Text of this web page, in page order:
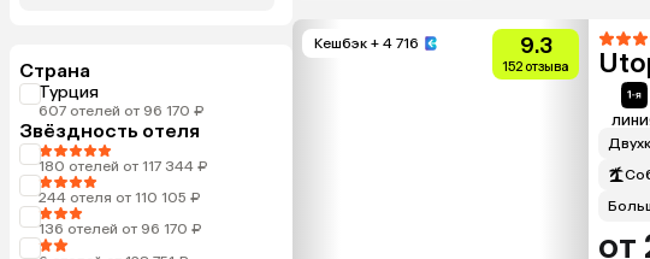
Страна
Турция
607 отелей от 96 170 ₽
Звёздность отеля
180 отелей от 117 344 ₽
244 отеля от 110 105 ₽
136 отелей от 96 170 ₽
Кешбэк + 4 716 9.3
152 отзыва
от